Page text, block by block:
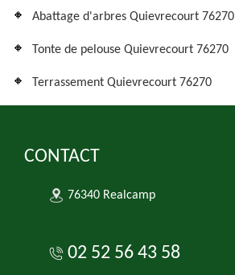
Abattage d'arbres Quievrecourt 76270
Tonte de pelouse Quievrecourt 76270
Terrassement Quievrecourt 76270
CONTACT
76340 Realcamp
02 52 56 43 58